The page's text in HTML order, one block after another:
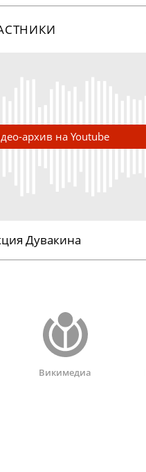
архив на Youtube
Дувакина
Викимедиа